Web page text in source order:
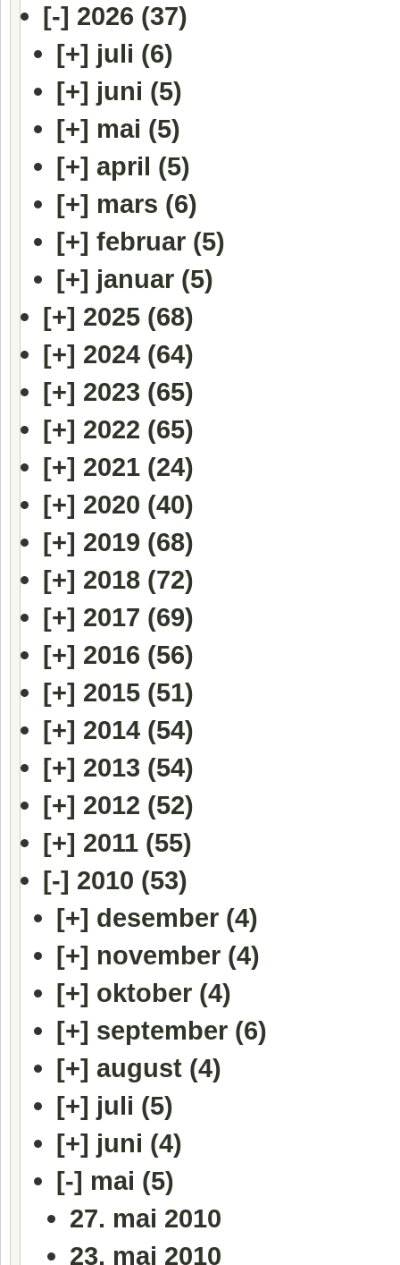
[-] 2026 (37)
[+] juli (6)
[+] juni (5)
[+] mai (5)
[+] april (5)
[+] mars (6)
[+] februar (5)
[+] januar (5)
[+] 2025 (68)
[+] 2024 (64)
[+] 2023 (65)
[+] 2022 (65)
[+] 2021 (24)
[+] 2020 (40)
[+] 2019 (68)
[+] 2018 (72)
[+] 2017 (69)
[+] 2016 (56)
[+] 2015 (51)
[+] 2014 (54)
[+] 2013 (54)
[+] 2012 (52)
[+] 2011 (55)
[-] 2010 (53)
[+] desember (4)
[+] november (4)
[+] oktober (4)
[+] september (6)
[+] august (4)
[+] juli (5)
[+] juni (4)
[-] mai (5)
27. mai 2010
23. mai 2010